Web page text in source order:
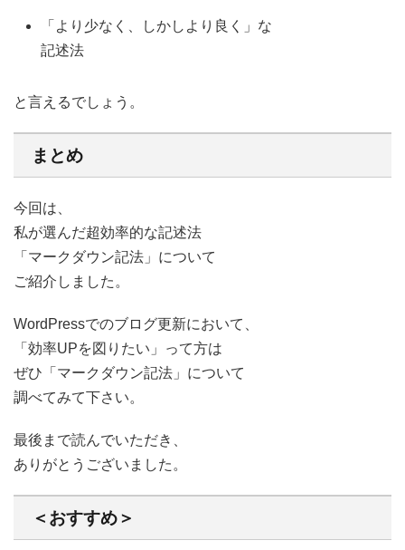
「より少なく、しかしより良く」な
記述法
と言えるでしょう。
まとめ
今回は、
私が選んだ超効率的な記述法
「マークダウン記法」について
ご紹介しました。
WordPressでのブログ更新において、
「効率UPを図りたい」って方は
ぜひ「マークダウン記法」について
調べてみて下さい。
最後まで読んでいただき、
ありがとうございました。
＜おすすめ＞